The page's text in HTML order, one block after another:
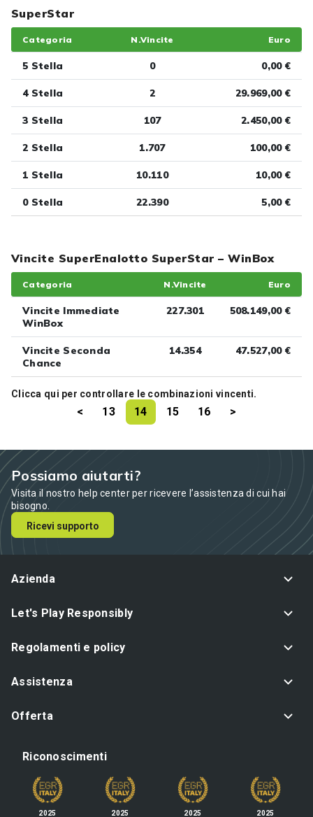
Vincite SuperEnalotto SuperStar – WinBox
Categoria N.Vincite Euro
Vincite Immediate
WinBox
227.301 508.149,00 €
Vincite Seconda
Chance
14.354 47.527,00 €
Clicca qui per controllare le combinazioni vincenti.
SuperStar
Categoria N.Vincite Euro
5 Stella 0 0,00 €
4 Stella 2 29.969,00 €
3 Stella 107 2.450,00 €
2 Stella 1.707 100,00 €
1 Stella 10.110 10,00 €
0 Stella 22.390 5,00 €
< 13 14 15 16 >
Possiamo aiutarti?
Visita il nostro help center per ricevere l’assistenza di cui hai
bisogno.
Ricevi supporto
Azienda
Let's Play Responsibly
Regolamenti e policy
Assistenza
Offerta
Riconoscimenti
2025 2025 2025 2025